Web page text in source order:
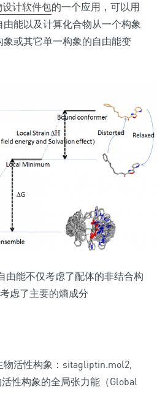
设计软件包的一个应用，可以用
能以及计算化合物从一个构象
或其它单一构象的自由能变
由能不仅考虑了配体的非结合构
虑了主要的熵成分
活性构象：sitagliptin.mol2,
性构象的全局张力能（Global